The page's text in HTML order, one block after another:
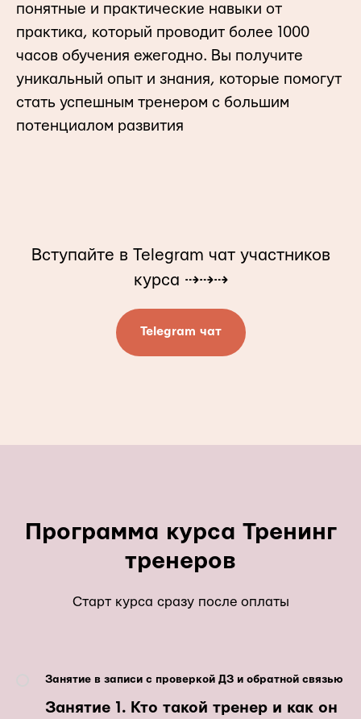
понятные и практические навыки от
практика, который проводит более 1000
часов обучения ежегодно. Вы получите
уникальный опыт и знания, которые помогут
стать успешным тренером с большим
потенциалом развития
Вступайте в Telegram чат участников
курса ⇢⇢⇢
Telegram чат
Программа курса Тренинг
тренеров
Старт курса сразу после оплаты
Занятие в записи с проверкой ДЗ и обратной связью
Занятие 1. Кто такой тренер и как он